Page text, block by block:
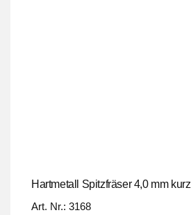
Hartmetall Spitzfräser 4,0 mm kurz
Art. Nr.: 3168